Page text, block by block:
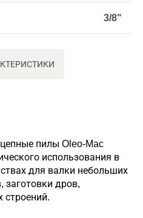
3/8"
пилы Oleo-Mac
использования в
для валки небольших
заготовки дров,
строений.